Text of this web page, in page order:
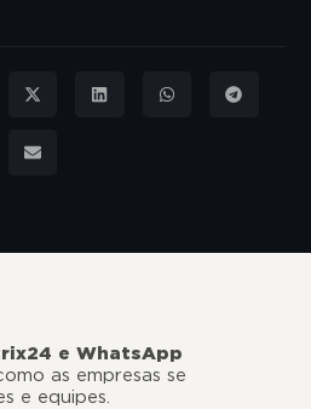
e WhatsApp
as empresas se
e equipes.